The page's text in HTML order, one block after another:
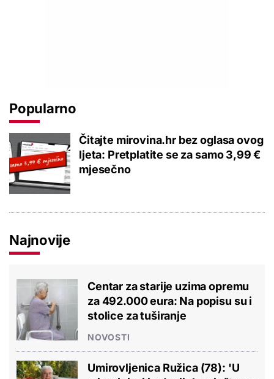
Popularno
Čitajte mirovina.hr bez oglasa ovog
ljeta: Pretplatite se za samo 3,99 €
mjesečno
Najnovije
Centar za starije uzima opremu
za 492.000 eura: Na popisu su i
stolice za tuširanje
NOVOSTI
Umirovljenica Ružica (78): 'U